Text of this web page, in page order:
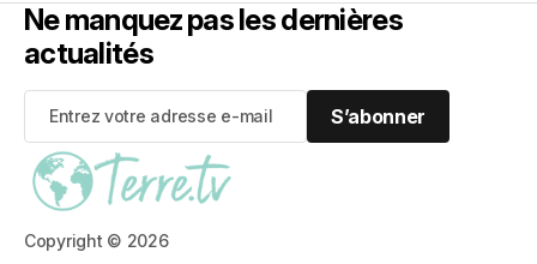
Copyright © 2026
Ne manquez pas les dernières
actualités
S’abonner
S’abonner